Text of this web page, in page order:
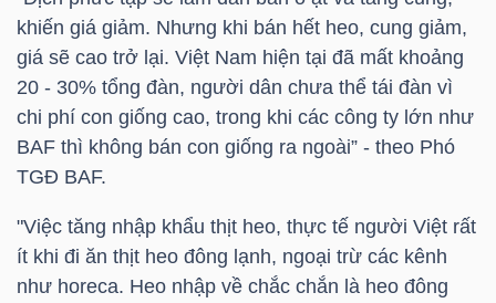
khiến giá giảm. Nhưng khi bán hết heo, cung giảm,
giá sẽ cao trở lại. Việt Nam hiện tại đã mất khoảng
20 - 30% tổng đàn, người dân chưa thể tái đàn vì
chi phí con giống cao, trong khi các công ty lớn như
BAF thì không bán con giống ra ngoài” - theo Phó
TGĐ BAF.
"Việc tăng nhập khẩu thịt heo, thực tế người Việt rất
ít khi đi ăn thịt heo đông lạnh, ngoại trừ các kênh
như horeca. Heo nhập về chắc chắn là heo đông
ĐỘNG
SẢN
Mã
chứng
khoán
(-)
Tất cả Cổ phiếu Chỉ số Chứng chỉ quỹ Chứng